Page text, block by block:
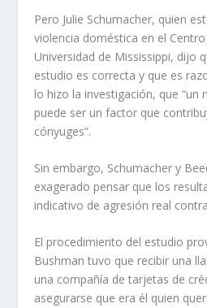
Pero Julie Schumacher, quien
violencia doméstica en el
Universidad de Mississippi, dijo
estudio es correcta y que es
lo hizo la investigación, que “un
puede ser un factor que
cónyuges”.
Sin embargo, Schumacher y
exagerado pensar que los
indicativo de agresión real
El procedimiento del estudio
Bushman tuvo que recibir una
una compañía de tarjetas de
asegurarse que era él quien